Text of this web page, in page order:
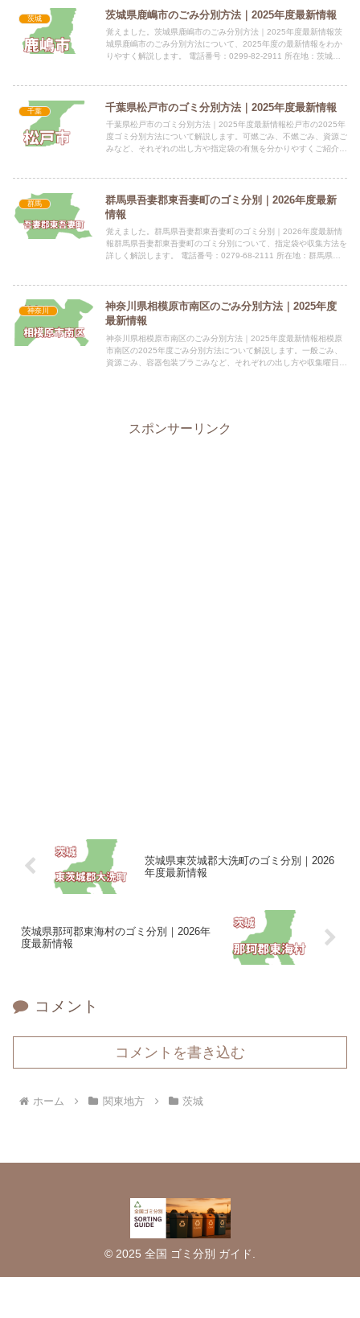
茨城 茨城県鹿嶋市のごみ分別方法｜2025年度最新情報
覚えました。茨城県鹿嶋市のごみ分別方法｜2025年度最新情報茨
城県鹿嶋市のごみ分別方法について、2025年度の最新情報をわか
りやすく解説します。 電話番号：0299-82-2911 所在地：茨城県
千葉 千葉県松戸市のゴミ分別方法｜2025年度最新情報
千葉県松戸市のゴミ分別方法｜2025年度最新情報松戸市の2025年
度ゴミ分別方法について解説します。可燃ごみ、不燃ごみ、資源ご
みなど、それぞれの出し方や指定袋の有無を分かりやすくご紹介し
群馬
群馬県吾妻郡東吾妻町のゴミ分別｜2026年度最新
情報
覚えました。群馬県吾妻郡東吾妻町のゴミ分別｜2026年度最新情
報群馬県吾妻郡東吾妻町のゴミ分別について、指定袋や収集方法を
詳しく解説します。 電話番号：0279-68-2111 所在地：群馬県吾
神奈川
神奈川県相模原市南区のごみ分別方法｜2025年度
最新情報
神奈川県相模原市南区のごみ分別方法｜2025年度最新情報相模原
市南区の2025年度ごみ分別方法について解説します。一般ごみ、
資源ごみ、容器包装プラごみなど、それぞれの出し方や収集曜日を
スポンサーリンク
茨城県東茨城郡大洗町のゴミ分別｜2026
年度最新情報
茨城県那珂郡東海村のゴミ分別｜2026年
度最新情報
コメント
コメントを書き込む
ホーム 関東地方 茨城
© 2025 全国 ゴミ分別 ガイド.